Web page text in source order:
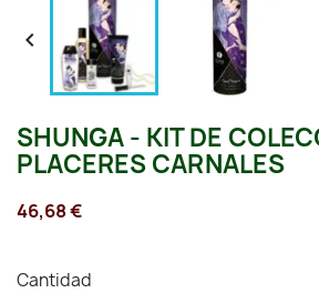

SHUNGA - KIT DE
PLACERES CARNALES
46,68 €
Cantidad